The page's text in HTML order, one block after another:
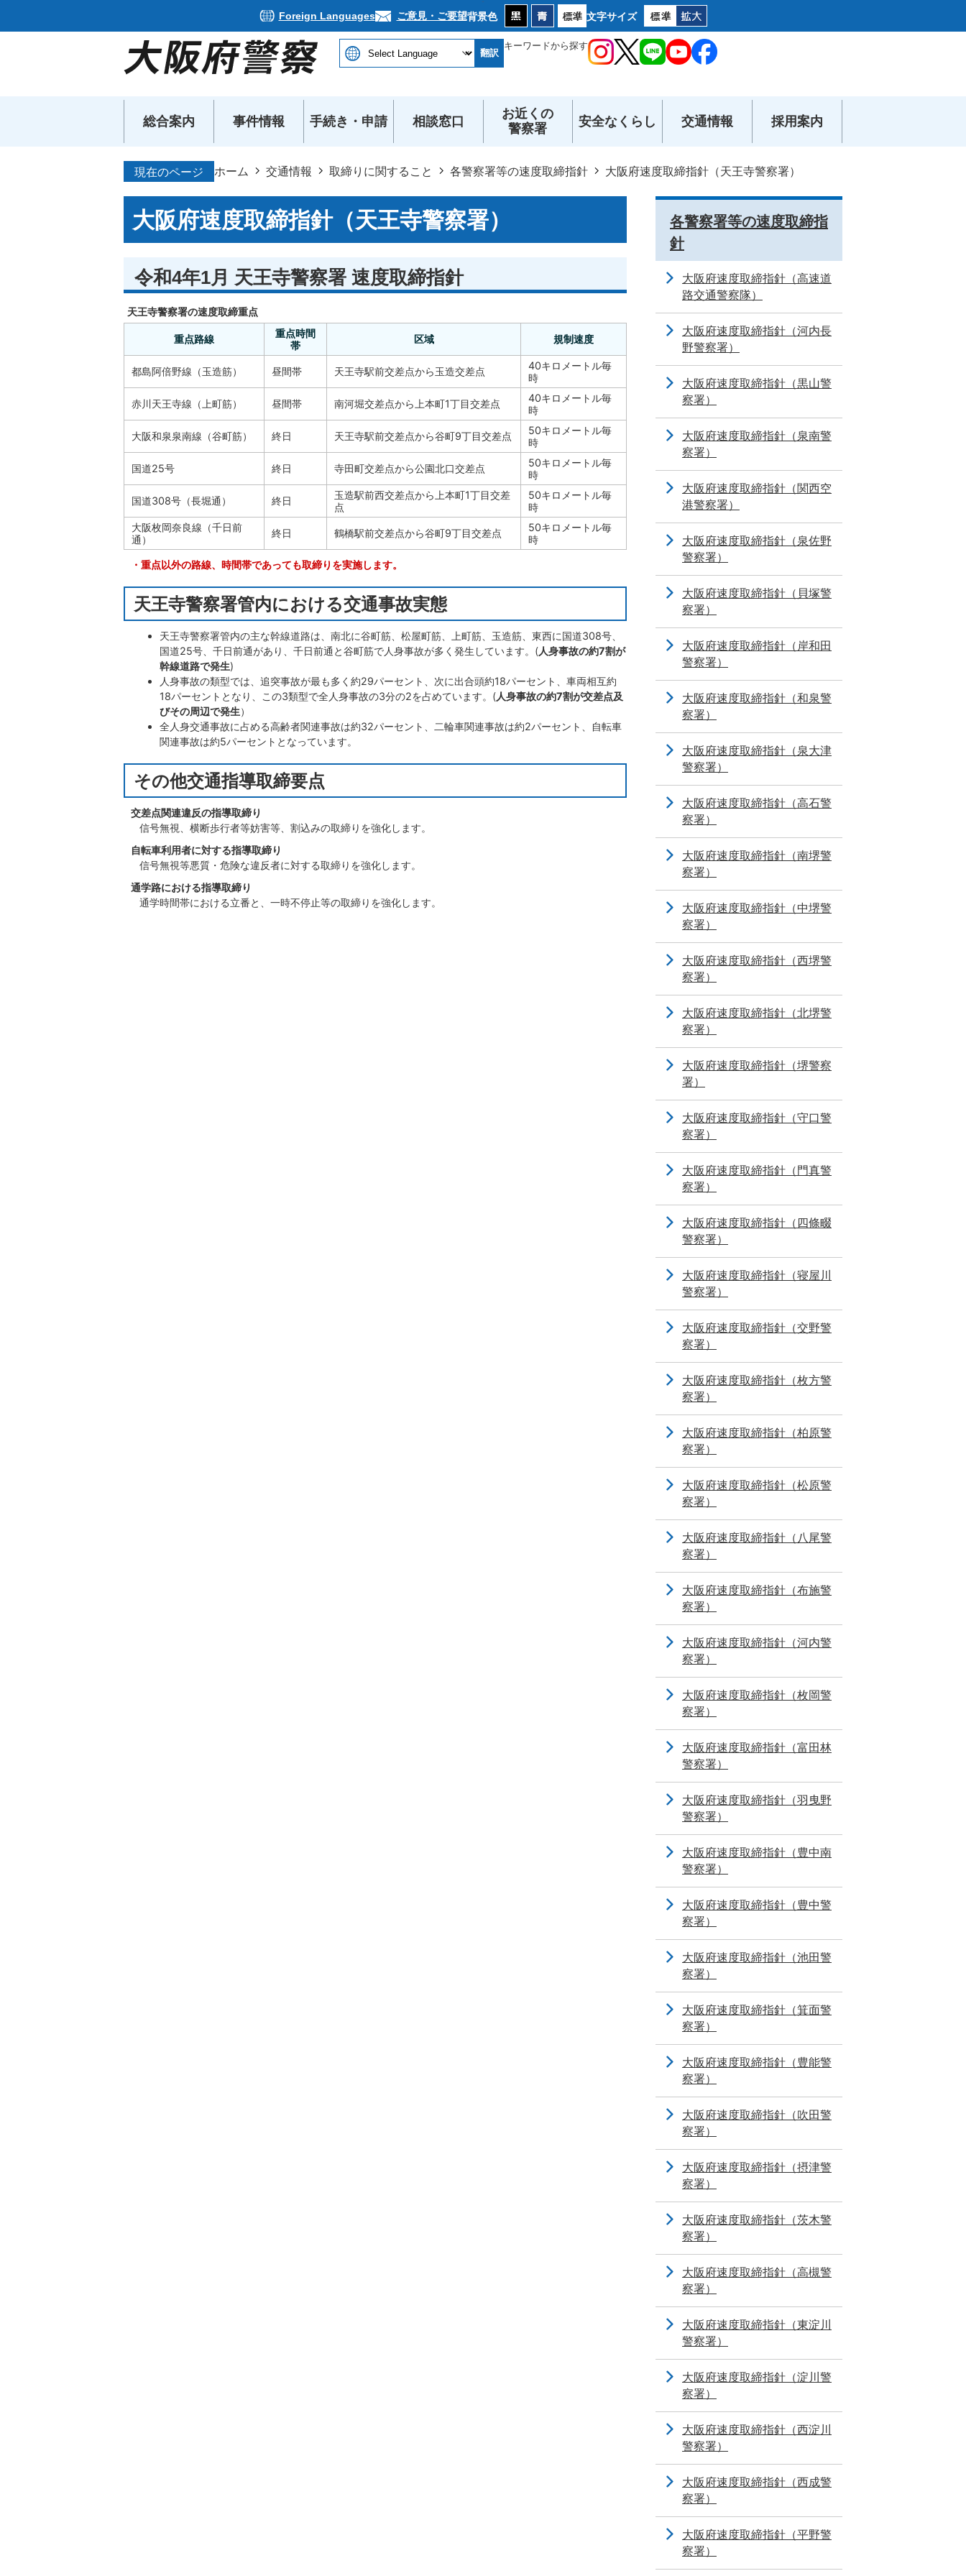
Foreign Languages ご意見・ご要望背景色 文字サイズ
翻訳
キーワードから探す
総合案内 事件情報 手続き・申請 相談窓口
お近くの
警察署
安全なくらし 交通情報 採用案内
現在のページ ホーム 交通情報 取締りに関すること 各警察署等の速度取締指針 大阪府速度取締指針（天王寺警察署）
大阪府速度取締指針（天王寺警察署）
令和4年1月 天王寺警察署 速度取締指針
天王寺警察署の速度取締重点
重点路線
重点時間
帯
区域 規制速度
都島阿倍野線（玉造筋） 昼間帯 天王寺駅前交差点から玉造交差点
40キロメートル毎
時
赤川天王寺線（上町筋） 昼間帯 南河堀交差点から上本町1丁目交差点
40キロメートル毎
時
大阪和泉泉南線（谷町筋） 終日 天王寺駅前交差点から谷町9丁目交差点
50キロメートル毎
時
国道25号 終日 寺田町交差点から公園北口交差点
50キロメートル毎
時
国道308号（長堀通） 終日
玉造駅前西交差点から上本町1丁目交差
点
50キロメートル毎
時
大阪枚岡奈良線（千日前
通）
終日 鶴橋駅前交差点から谷町9丁目交差点
50キロメートル毎
時
・重点以外の路線、時間帯であっても取締りを実施します。
天王寺警察署管内における交通事故実態
天王寺警察署管内の主な幹線道路は、南北に谷町筋、松屋町筋、上町筋、玉造筋、東西に国道308号、
国道25号、千日前通があり、千日前通と谷町筋で人身事故が多く発生しています。(人身事故の約7割が
幹線道路で発生)
人身事故の類型では、追突事故が最も多く約29パーセント、次に出合頭約18パーセント、車両相互約
18パーセントとなり、この3類型で全人身事故の3分の2を占めています。(人身事故の約7割が交差点及
びその周辺で発生）
全人身交通事故に占める高齢者関連事故は約32パーセント、二輪車関連事故は約2パーセント、自転車
関連事故は約5パーセントとなっています。
その他交通指導取締要点
交差点関連違反の指導取締り
信号無視、横断歩行者等妨害等、割込みの取締りを強化します。
自転車利用者に対する指導取締り
信号無視等悪質・危険な違反者に対する取締りを強化します。
通学路における指導取締り
通学時間帯における立番と、一時不停止等の取締りを強化します。
各警察署等の速度取締指
針
大阪府速度取締指針（高速道
路交通警察隊）
大阪府速度取締指針（河内長
野警察署）
大阪府速度取締指針（黒山警
察署）
大阪府速度取締指針（泉南警
察署）
大阪府速度取締指針（関西空
港警察署）
大阪府速度取締指針（泉佐野
警察署）
大阪府速度取締指針（貝塚警
察署）
大阪府速度取締指針（岸和田
警察署）
大阪府速度取締指針（和泉警
察署）
大阪府速度取締指針（泉大津
警察署）
大阪府速度取締指針（高石警
察署）
大阪府速度取締指針（南堺警
察署）
大阪府速度取締指針（中堺警
察署）
大阪府速度取締指針（西堺警
察署）
大阪府速度取締指針（北堺警
察署）
大阪府速度取締指針（堺警察
署）
大阪府速度取締指針（守口警
察署）
大阪府速度取締指針（門真警
察署）
大阪府速度取締指針（四條畷
警察署）
大阪府速度取締指針（寝屋川
警察署）
大阪府速度取締指針（交野警
察署）
大阪府速度取締指針（枚方警
察署）
大阪府速度取締指針（柏原警
察署）
大阪府速度取締指針（松原警
察署）
大阪府速度取締指針（八尾警
察署）
大阪府速度取締指針（布施警
察署）
大阪府速度取締指針（河内警
察署）
大阪府速度取締指針（枚岡警
察署）
大阪府速度取締指針（富田林
警察署）
大阪府速度取締指針（羽曳野
警察署）
大阪府速度取締指針（豊中南
警察署）
大阪府速度取締指針（豊中警
察署）
大阪府速度取締指針（池田警
察署）
大阪府速度取締指針（箕面警
察署）
大阪府速度取締指針（豊能警
察署）
大阪府速度取締指針（吹田警
察署）
大阪府速度取締指針（摂津警
察署）
大阪府速度取締指針（茨木警
察署）
大阪府速度取締指針（高槻警
察署）
大阪府速度取締指針（東淀川
警察署）
大阪府速度取締指針（淀川警
察署）
大阪府速度取締指針（西淀川
警察署）
大阪府速度取締指針（西成警
察署）
大阪府速度取締指針（平野警
察署）